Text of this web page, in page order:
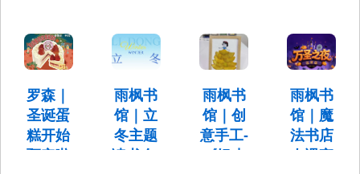
Things》
英文读
书会招
募啦！
时间：12
月6日
（周六）
的发
型》
（周一）
17:30-
18:30
课后托管
招募对
象：1-3年
森林的
神秘邀
请
活动时
间：11月
29日（周
六） 10：
30-11：30
罗森｜
圣诞蛋
糕开始
雨枫书
馆｜立
冬主题
雨枫书
馆｜创
意手工-
雨枫书
馆｜魔
法书店